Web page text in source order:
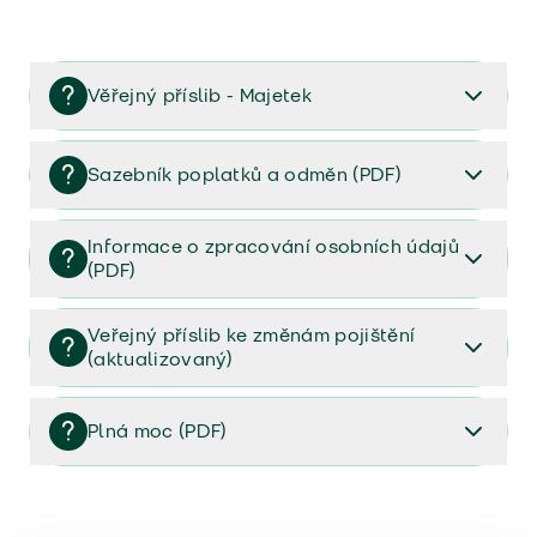
Věřejný příslib - Majetek
Věřejný příslib majetek 2023
Sazebník poplatků a odměn (PDF)
Sazebník poplatků a odměn (PDF)
Informace o zpracování osobních údajů
(PDF)
Informace o zpracování osobních údajů (PDF)
Veřejný příslib ke změnám pojištění
(aktualizovaný)
Veřejný příslib ke změnám pojištění (aktualizovaný)
Plná moc (PDF)